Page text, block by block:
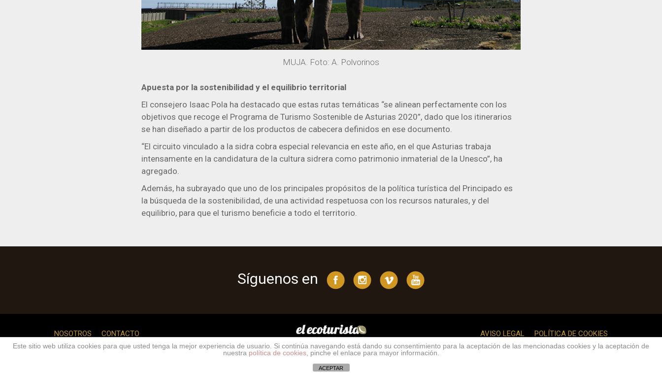
MUJA. Foto: A. Polvorinos
Apuesta por la sostenibilidad y el equilibrio territorial
El consejero Isaac Pola ha destacado que estas rutas temáticas “se alinean perfectamente con los
objetivos que recoge el Programa de Turismo Sostenible de Asturias 2020”, dado que los itinerarios
se han diseñado a partir de los productos de cabecera definidos en ese documento.
“El circuito vinculado a la sidra cobra especial relevancia en este año, en el que Asturias trabaja
intensamente en la candidatura de la cultura sidrera como patrimonio inmaterial de la Unesco”, ha
agregado.
Además, ha subrayado que uno de los principales propósitos de la política turística del Principado es
la búsqueda de la sostenibilidad, de una actividad respetuosa con los recursos naturales, y del
equilibrio, para que el turismo beneficie a todo el territorio.
Síguenos en
NOSOTROS CONTACTO AVISO LEGAL POLÍTICA DE COOKIES
Copyright © 2026 https://elecoturista.com Todos los derechos reservados.
Este sitio web utiliza cookies para que usted tenga la mejor experiencia de usuario. Si continúa navegando está dando su consentimiento para la aceptación de las mencionadas cookies y la aceptación de
nuestra política de cookies, pinche el enlace para mayor información.
ACEPTAR